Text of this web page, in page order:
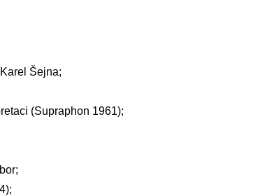
Šejna;
(Supraphon 1961);